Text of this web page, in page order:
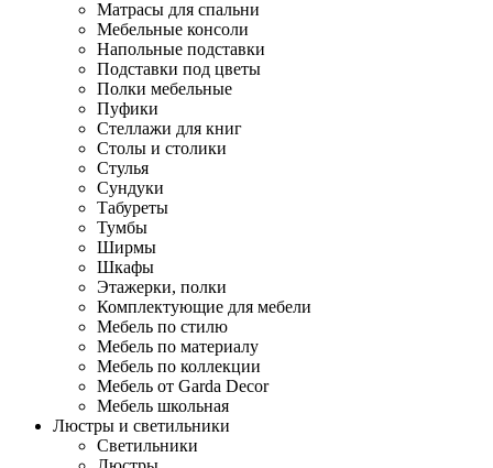
Матрасы для спальни
Мебельные консоли
Напольные подставки
Подставки под цветы
Полки мебельные
Пуфики
Стеллажи для книг
Столы и столики
Стулья
Сундуки
Табуреты
Тумбы
Ширмы
Шкафы
Этажерки, полки
Комплектующие для мебели
Мебель по стилю
Мебель по материалу
Мебель по коллекции
Мебель от Garda Decor
Мебель школьная
Люстры и светильники
Светильники